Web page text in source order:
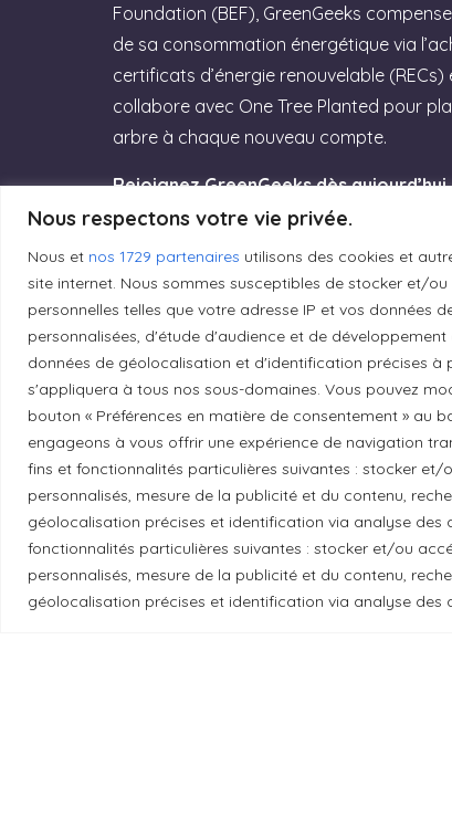
Nous respectons votre vie privée.
Nous et nos 1729 partenaires utilisons des cookies et
site internet. Nous sommes susceptibles de stocker et/
personnelles telles que votre adresse IP et vos données
personnalisées, d'étude d'audience et de
données de géolocalisation et d'identification précises à
s'appliquera à tous nos sous-domaines. Vous pouvez
bouton « Préférences en matière de consentement » au
engageons à vous offrir une expérience de navigation
fins et fonctionnalités particulières suivantes : stocker
personnalisés, mesure de la publicité et du contenu,
géolocalisation précises et identification via analyse des
fonctionnalités particulières suivantes : stocker et/ou
personnalisés, mesure de la publicité et du contenu,
géolocalisation précises et identification via analyse des
Foundation (BEF), GreenGeeks
de sa consommation énergétique via
certificats d’énergie renouvelable (RECs)
collabore avec One Tree Planted pour
arbre à chaque nouveau compte.
Rejoignez GreenGeeks dès
offrez à votre site un hébergement
Green Web Hosting » performant qui
respecte la planète ! (Lien affilié)
Essayez GreenGeeks
Reconnaissance du territoire
Local Market, marque portée par la
se trouvent sur le territoire traditionnel
gardiens historiques et actuels de ces